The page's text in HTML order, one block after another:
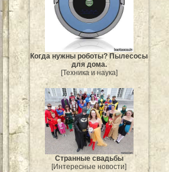
Когда нужны роботы? Пылесосы
для дома.
[Техника и наука]
Странные свадьбы
[Интересные новости]